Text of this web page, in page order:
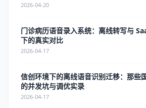
2026-04-20
门诊病历语音录入系统：离线转写与
下的真实对比
2026-04-17
信创环境下的离线语音识别迁移：那些
的并发坑与调优实录
2026-04-17